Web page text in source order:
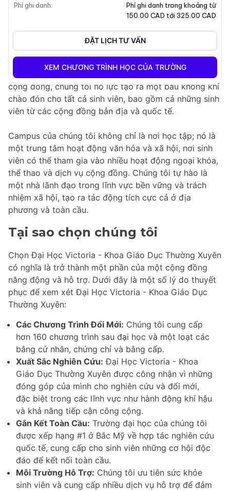
chúng tôi cung cấp một loạt các chương trình và dịch
vụ đa dạng được thiết kế để hỗ trợ sinh viên ở mọi
giai đoạn trong hành trình học tập của họ. Với cam kết
về sự xuất sắc trong giáo dục, nghiên cứu và gắn kết
cộng đồng, chúng tôi nỗ lực tạo ra một bầu không khí
chào đón cho tất cả sinh viên, bao gồm cả những sinh
viên từ các cộng đồng bản địa và quốc tế.
Campus của chúng tôi không chỉ là nơi học tập; nó là
một trung tâm hoạt động văn hóa và xã hội, nơi sinh
viên có thể tham gia vào nhiều hoạt động ngoại khóa,
thể thao và dịch vụ cộng đồng. Chúng tôi tự hào là
một nhà lãnh đạo trong lĩnh vực bền vững và trách
nhiệm xã hội, tạo ra tác động tích cực cả ở địa
phương và toàn cầu.
Tại sao chọn chúng tôi
Chọn Đại Học Victoria - Khoa Giáo Dục Thường Xuyên
có nghĩa là trở thành một phần của một cộng đồng
năng động và hỗ trợ. Dưới đây là một số lý do thuyết
phục để xem xét Đại Học Victoria - Khoa Giáo Dục
Thường Xuyên:
Các Chương Trình Đổi Mới: Chúng tôi cung cấp
hơn 160 chương trình sau đại học và một loạt các
bằng cử nhân, chứng chỉ và bằng cấp.
Xuất Sắc Nghiên Cứu: Đại Học Victoria - Khoa
Giáo Dục Thường Xuyên được công nhận vì những
đóng góp của mình cho nghiên cứu và đổi mới,
đặc biệt trong các lĩnh vực như hành động khí hậu
và khả năng tiếp cận công cộng.
Gắn Kết Toàn Cầu: Trường đại học của chúng tôi
được xếp hạng #1 ở Bắc Mỹ về hợp tác nghiên cứu
quốc tế, cung cấp cho sinh viên những cơ hội độc
đáo để kết nối toàn cầu.
Môi Trường Hỗ Trợ: Chúng tôi ưu tiên sức khỏe
sinh viên và cung cấp nhiều dịch vụ hỗ trợ để đảm
Phí ghi danh:
Phí ghi danh trong khoảng từ
150.00 CAD tới 325.00 CAD
ĐẶT LỊCH TƯ VẤN
XEM CHƯƠNG TRÌNH HỌC CỦA TRƯỜNG